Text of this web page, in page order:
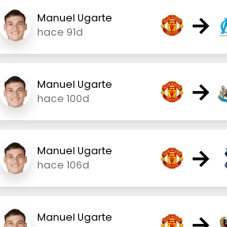
Manuel Ugarte
hace 91d
→
Manuel Ugarte
hace 100d
→
Manuel Ugarte
hace 106d
→
Manuel Ugarte